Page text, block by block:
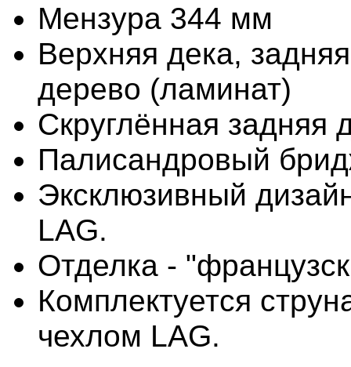
Мензура 344 мм
Верхняя дека,
дерево (ламинат)
Скруглённая задняя
Палисандровый
Эксклюзивный
LAG.
Отделка -
Комплектуется
чехлом LAG.